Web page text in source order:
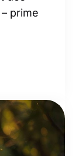
prime